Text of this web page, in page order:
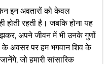
इन अवतारों को केवल
होती रहती है। जबकि होना यह
अपने जीवन में भी उनके गुणों
के अवसर पर हम भगवान शिव के
जो हमारी सांसारिक